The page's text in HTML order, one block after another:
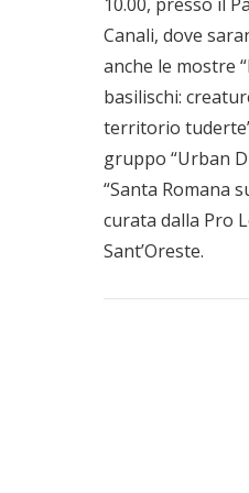
Canali, dove
anche le mostre
basilischi:
territorio
gruppo “Urban
“Santa Romana
curata dalla Pro
Sant’Oreste.